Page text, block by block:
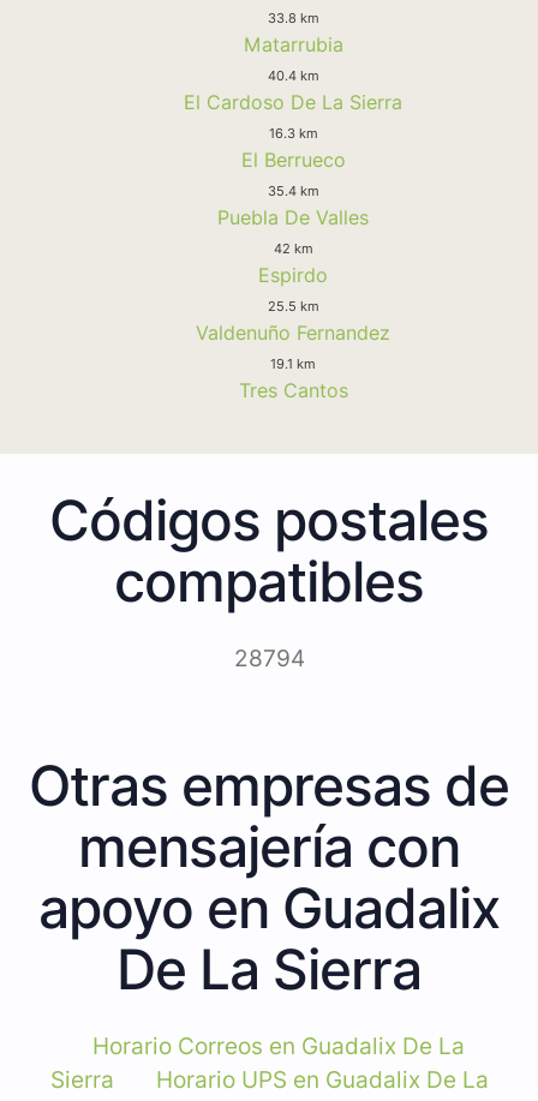
33.8 km
Matarrubia
40.4 km
El Cardoso De La Sierra
16.3 km
El Berrueco
35.4 km
Puebla De Valles
42 km
Espirdo
25.5 km
Valdenuño Fernandez
19.1 km
Tres Cantos
Códigos postales
compatibles
28794
Otras empresas de
mensajería con
apoyo en Guadalix
De La Sierra
Horario Correos en Guadalix De La
Sierra
Horario UPS en Guadalix De La